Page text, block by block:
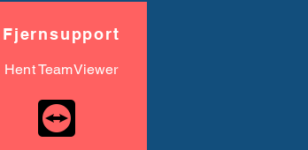
årsrullet,
Fjernsupport
Hent TeamViewer